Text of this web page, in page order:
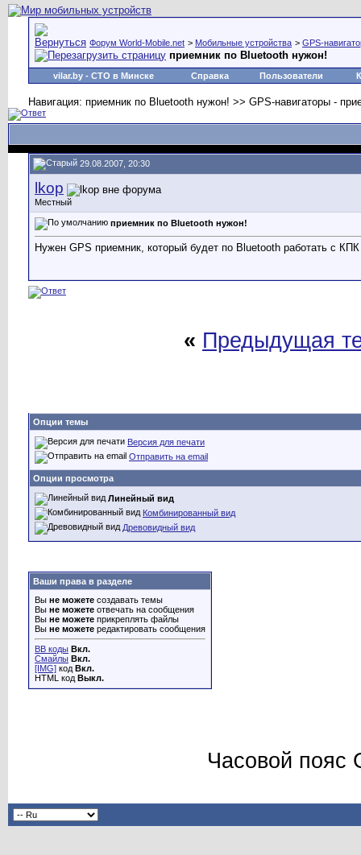
Форум World-Mobile.net > Мобильные устройства > GPS-
приемник по Bluetooth нужон!
vilar.by - СТО в Минске Справка Пользователи
Навигация: приемник по Bluetooth нужон! >> GPS-навигаторы -
29.08.2007, 20:30
lkop
Местный
приемник по Bluetooth нужон!
Нужен GPS приемник, который будет по Bluetooth работать с
« Предыдущая
Опции темы
Версия для печати
Отправить на email
Опции просмотра
Линейный вид
Комбинированный вид
Древовидный вид
Ваши права в разделе
Вы не можете создавать темы
Вы не можете отвечать на сообщения
Вы не можете прикреплять файлы
Вы не можете редактировать сообщения
BB коды Вкл.
Смайлы Вкл.
[IMG] код Вкл.
HTML код Выкл.
Часовой пояс